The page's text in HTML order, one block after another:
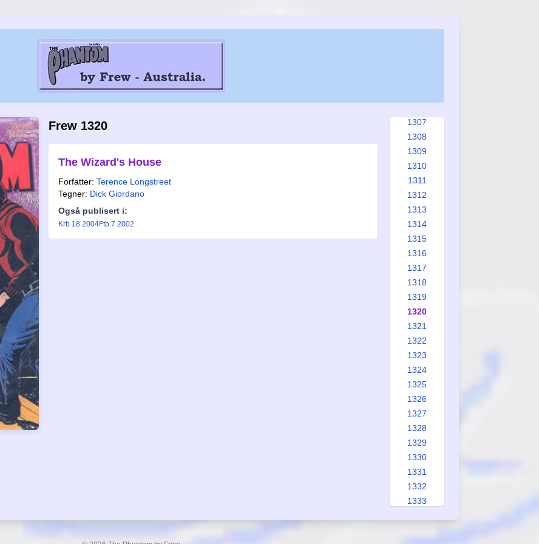
Frew 1320
The Wizard's House
Forfatter: Terence Longstreet
Tegner: Dick Giordano
Også publisert i:
Krb 18 2004Ftb 7 2002
1307
1308
1309
1310
1311
1312
1313
1314
1315
1316
1317
1318
1319
1320
1321
1322
1323
1324
1325
1326
1327
1328
1329
1330
1331
1332
1333